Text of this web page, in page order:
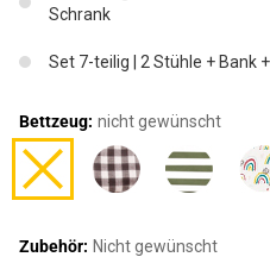
Schrank
Set 7-teilig | 2 Stühle + Bank
Bettzeug: nicht gewünscht
Zubehör: Nicht gewünscht